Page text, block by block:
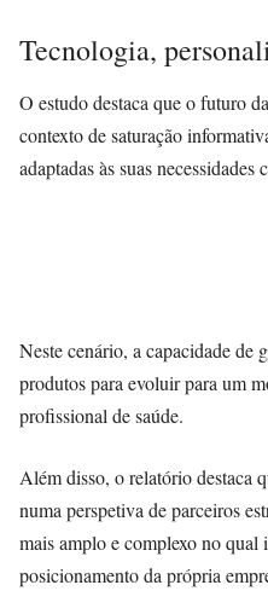
Tecnologia,
O estudo destaca que o futuro
contexto de saturação
adaptadas às suas necessidades
Neste cenário, a capacidade de
produtos para evoluir para um
profissional de saúde.
Além disso, o relatório destaca
numa perspetiva de parceiros
mais amplo e complexo no qual
posicionamento da própria